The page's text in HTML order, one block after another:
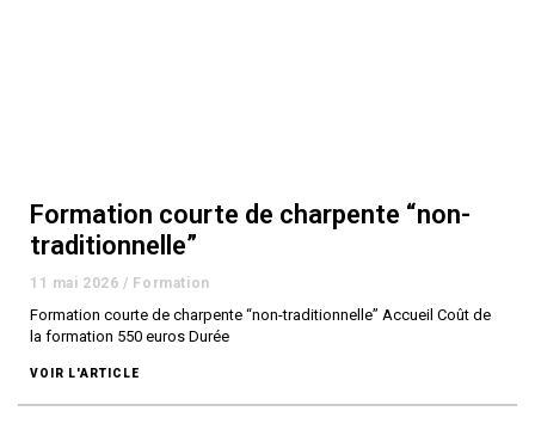
Formation courte de charpente “non-
traditionnelle”
11 mai 2026 / Formation
Formation courte de charpente “non-traditionnelle” Accueil Coût de
la formation 550 euros Durée
VOIR L'ARTICLE